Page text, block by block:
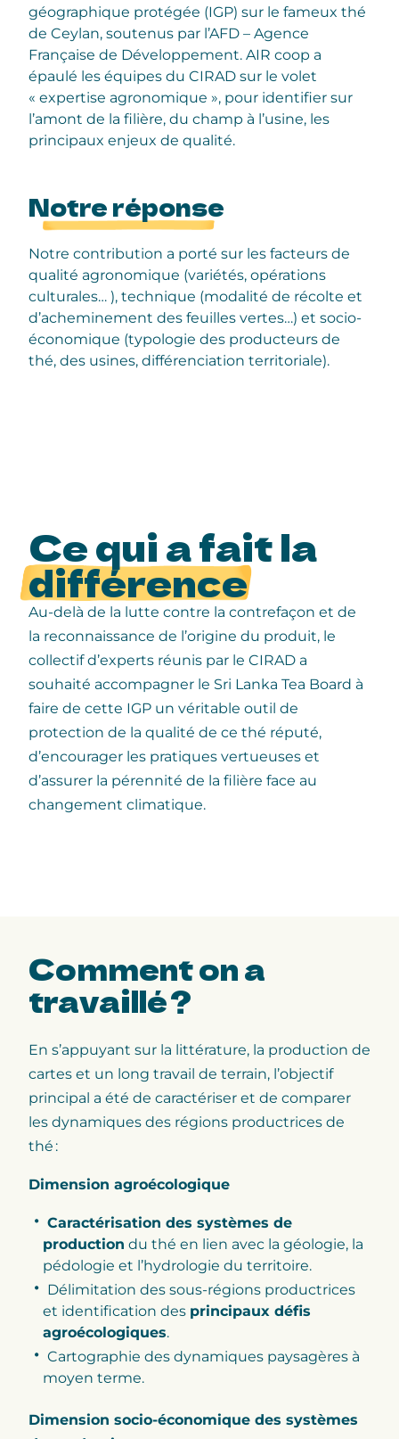
géographique protégée (IGP) sur le fameux thé
de Ceylan, soutenus par l’AFD – Agence
Française de Développement. AIR coop a
épaulé les équipes du CIRAD sur le volet
« expertise agronomique », pour identifier sur
l’amont de la filière, du champ à l’usine, les
principaux enjeux de qualité.
Notre réponse
Notre contribution a porté sur les facteurs de
qualité agronomique (variétés, opérations
culturales… ), technique (modalité de récolte et
d’acheminement des feuilles vertes…) et socio-
économique (typologie des producteurs de
thé, des usines, différenciation territoriale).
Ce qui a fait la
différence
Au-delà de la lutte contre la contrefaçon et de
la reconnaissance de l’origine du produit, le
collectif d’experts réunis par le CIRAD a
souhaité accompagner le Sri Lanka Tea Board à
faire de cette IGP un véritable outil de
protection de la qualité de ce thé réputé,
d’encourager les pratiques vertueuses et
d’assurer la pérennité de la filière face au
changement climatique.
Commenton a
travaillé ?
En s’appuyant sur la littérature, la production de
cartes et un long travail de terrain, l’objectif
principal a été de caractériser et de comparer
les dynamiques des régions productrices de
thé :
Dimension agroécologique
Caractérisation des systèmes de
production du thé en lien avec la géologie, la
pédologie et l’hydrologie du territoire.
Délimitation des sous-régions productrices
et identification des principaux défis
agroécologiques.
Cartographie des dynamiques paysagères à
moyen terme.
Dimension socio-économique des systèmes